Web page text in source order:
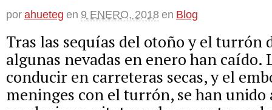
por ahueteg en 9 ENERO, 2018 en Blog
Tras las sequías del otoño y el turrón
algunas nevadas en enero han caído.
conducir en carreteras secas, y el
meninges con el turrón, se han unido